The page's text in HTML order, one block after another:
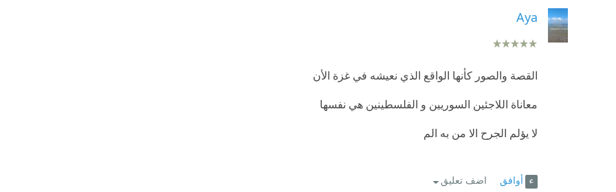
Aya
القصة والصور كأنها الواقع الذي نعيشه في غزة الأن
معاناة اللاجئين السوريين و الفلسطينين هي نفسها
لا يؤلم الجرح الا من به الم
أوافق اضف تعليق